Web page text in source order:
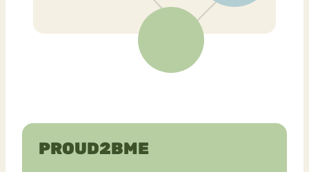
PROUD2BME